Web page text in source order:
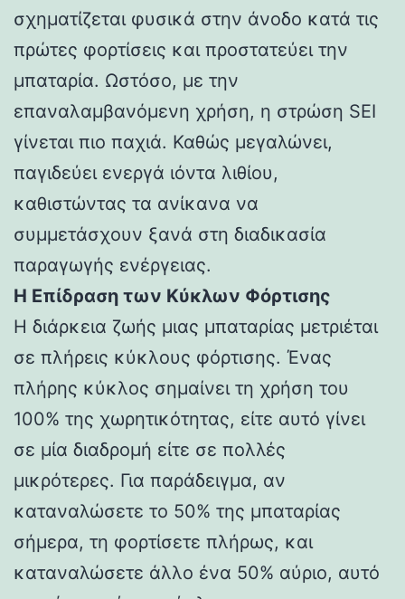
σχηματίζεται φυσικά στην άνοδο κατά τις
πρώτες φορτίσεις και προστατεύει την
μπαταρία. Ωστόσο, με την
επαναλαμβανόμενη χρήση, η στρώση SEI
γίνεται πιο παχιά. Καθώς μεγαλώνει,
παγιδεύει ενεργά ιόντα λιθίου,
καθιστώντας τα ανίκανα να
συμμετάσχουν ξανά στη διαδικασία
παραγωγής ενέργειας.
Η Επίδραση των Κύκλων Φόρτισης
Η διάρκεια ζωής μιας μπαταρίας μετριέται
σε πλήρεις κύκλους φόρτισης. Ένας
πλήρης κύκλος σημαίνει τη χρήση του
100% της χωρητικότητας, είτε αυτό γίνει
σε μία διαδρομή είτε σε πολλές
μικρότερες. Για παράδειγμα, αν
καταναλώσετε το 50% της μπαταρίας
σήμερα, τη φορτίσετε πλήρως, και
καταναλώσετε άλλο ένα 50% αύριο, αυτό